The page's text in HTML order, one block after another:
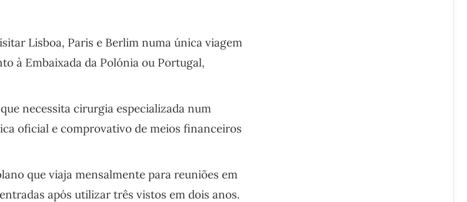
Lisboa, Paris e Berlim numa única viagem
à Embaixada da Polónia ou Portugal,
necessita cirurgia especializada num
oficial e comprovativo de meios financeiros
que viaja mensalmente para reuniões em
após utilizar três vistos em dois anos.